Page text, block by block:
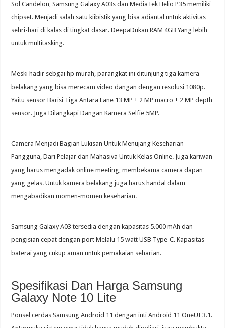
Sol Candelon, Samsung Galaxy A03s dan MediaTek Helio P35 memiliki
chipset. Menjadi salah satu kiibistik yang bisa adiantal untuk aktivitas
sehri-hari di kalas di tingkat dasar. DeepaDukan RAM 4GB Yang lebih
untuk multitasking.
Meski hadir sebgai hp murah, parangkat ini ditunjung tiga kamera
belakang yang bisa merecam video dangan dengan resolusi 1080p.
Yaitu sensor Barisi Tiga Antara Lane 13 MP + 2 MP macro + 2 MP depth
sensor. Juga Dilangkapi Dangan Kamera Selfie 5MP.
Camera Menjadi Bagian Lukisan Untuk Menujang Keseharian
Pangguna, Dari Pelajar dan Mahasiva Untuk Kelas Online. Juga kariwan
yang harus mengadak online meeting, membekama camera dapan
yang gelas. Untuk kamera belakang juga harus handal dalam
mengabadikan momen-momen keseharian.
Samsung Galaxy A03 tersedia dengan kapasitas 5.000 mAh dan
pengisian cepat dengan port Melalu 15 watt USB Type-C. Kapasitas
baterai yang cukup aman untuk pemakaian seharian.
Spesifikasi Dan Harga Samsung
Galaxy Note 10 Lite
Ponsel cerdas Samsung Android 11 dengan inti Android 11 OneUI 3.1.